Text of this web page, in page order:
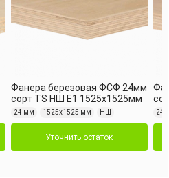
Фанера березовая ФСФ 24мм
сорт TS НШ Е1 1525х1525мм
24 мм 1525х1525 мм НШ
Уточнить остаток
24